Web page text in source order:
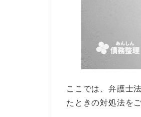
ここでは、弁護士
たときの対処法を